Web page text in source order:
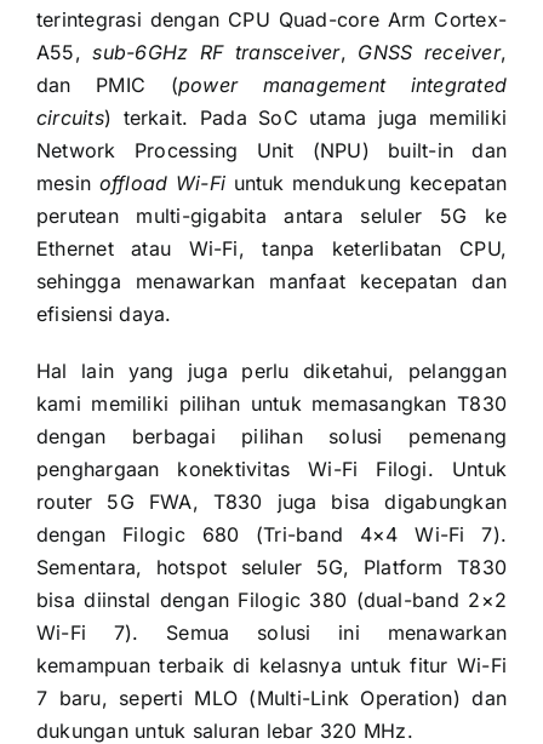
terintegrasi dengan CPU Quad-core Arm Cortex-
A55,sub-6GHz RF transceiver, GNSS receiver,
dan PMIC (power management integrated
circuits) terkait. Pada SoC utama juga memiliki
Network Processing Unit (NPU) built-in dan
mesin offload Wi-Fi untuk mendukung kecepatan
perutean multi-gigabita antara seluler 5G ke
Ethernet atau Wi-Fi, tanpa keterlibatan CPU,
sehingga menawarkan manfaat kecepatan dan
efisiensi daya.
Hal lain yang juga perlu diketahui, pelanggan
kami memiliki pilihan untuk memasangkan T830
dengan berbagai pilihan solusi pemenang
penghargaan konektivitas Wi-Fi Filogi. Untuk
router 5G FWA, T830 juga bisa digabungkan
dengan Filogic 680 (Tri-band 4×4 Wi-Fi 7).
Sementara, hotspot seluler 5G, Platform T830
bisa diinstal dengan Filogic 380 (dual-band 2×2
Wi-Fi 7). Semua solusi ini menawarkan
kemampuan terbaik di kelasnya untuk fitur Wi-Fi
7 baru, seperti MLO (Multi-Link Operation) dan
dukungan untuk saluran lebar 320 MHz.